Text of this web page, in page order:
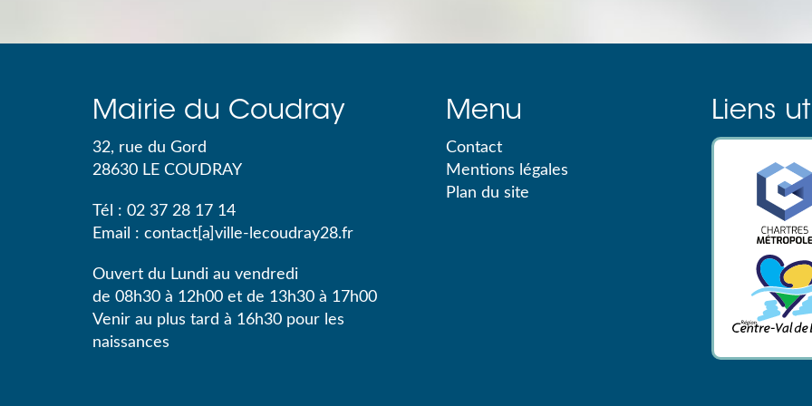
Mairie du Coudray
32, rue du Gord
28630 LE COUDRAY
Tél : 02 37 28 17 14
Email : contact[a]ville-lecoudray28.fr
Ouvert du Lundi au vendredi
de 08h30 à 12h00 et de 13h30 à 17h00
Venir au plus tard à 16h30 pour les
naissances
Menu
Contact
Mentions légales
Plan du site
Liens